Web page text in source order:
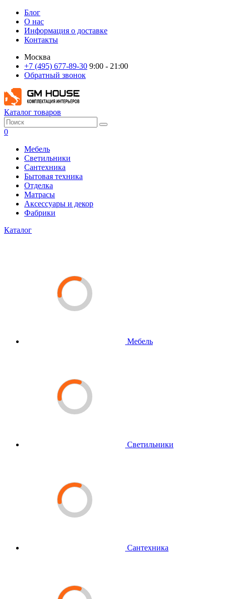
Блог
О нас
Информация о доставке
Контакты
Москва
+7 (495) 677-89-30 9:00 - 21:00
Обратный звонок
Каталог товаров
0
Мебель
Светильники
Сантехника
Бытовая техника
Отделка
Матрасы
Аксессуары и декор
Фабрики
Каталог
Мебель
Светильники
Сантехника